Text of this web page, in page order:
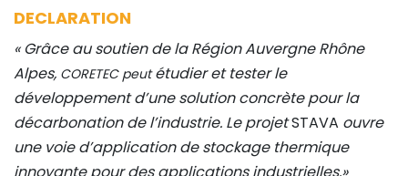
DECLARATION
« Grâce au soutien de la Région Auvergne Rhône
Alpes, CORETEC peutétudier et tester le
développement d’une solution concrète pour la
décarbonation de l’industrie. Le projetSTAVA ouvre
une voie d’application de stockage thermique